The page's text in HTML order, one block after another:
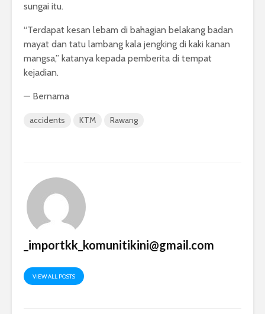
sungai itu.
“Terdapat kesan lebam di bahagian belakang badan
mayat dan tatu lambang kala jengking di kaki kanan
mangsa,” katanya kepada pemberita di tempat
kejadian.
— Bernama
accidents KTM Rawang
_importkk_komunitikini@gmail.com
VIEW ALL POSTS